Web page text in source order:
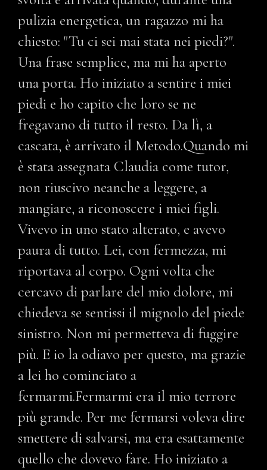
pulizia energetica, un ragazzo mi ha
chiesto: "Tu ci sei mai stata nei piedi?".
Una frase semplice, ma mi ha aperto
una porta. Ho iniziato a sentire i miei
piedi e ho capito che loro se ne
fregavano di tutto il resto. Da lì, a
cascata, è arrivato il Metodo.Quando mi
è stata assegnata Claudia come tutor,
non riuscivo neanche a leggere, a
mangiare, a riconoscere i miei figli.
Vivevo in uno stato alterato, e avevo
paura di tutto. Lei, con fermezza, mi
riportava al corpo. Ogni volta che
cercavo di parlare del mio dolore, mi
chiedeva se sentissi il mignolo del piede
sinistro. Non mi permetteva di fuggire
più. E io la odiavo per questo, ma grazie
a lei ho cominciato a
fermarmi.Fermarmi era il mio terrore
più grande. Per me fermarsi voleva dire
smettere di salvarsi, ma era esattamente
quello che dovevo fare. Ho iniziato a